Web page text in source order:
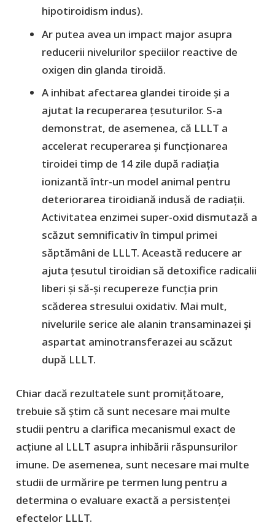
hipotiroidism indus).
Ar putea avea un impact major asupra
reducerii nivelurilor speciilor reactive de
oxigen din glanda tiroidă.
A inhibat afectarea glandei tiroide și a
ajutat la recuperarea țesuturilor. S-a
demonstrat, de asemenea, că LLLT a
accelerat recuperarea și funcționarea
tiroidei timp de 14 zile după radiația
ionizantă într-un model animal pentru
deteriorarea tiroidiană indusă de radiații.
Activitatea enzimei super-oxid dismutază a
scăzut semnificativ în timpul primei
săptămâni de LLLT. Această reducere ar
ajuta țesutul tiroidian să detoxifice radicalii
liberi și să-și recupereze funcția prin
scăderea stresului oxidativ. Mai mult,
nivelurile serice ale alanin transaminazei și
aspartat aminotransferazei au scăzut
după LLLT.
Chiar dacă rezultatele sunt promițătoare,
trebuie să știm că sunt necesare mai multe
studii pentru a clarifica mecanismul exact de
acțiune al LLLT asupra inhibării răspunsurilor
imune. De asemenea, sunt necesare mai multe
studii de urmărire pe termen lung pentru a
determina o evaluare exactă a persistenței
efectelor LLLT.